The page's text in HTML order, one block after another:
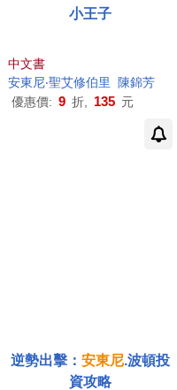
小王子
中文書
安東尼‧聖艾修伯里
陳錦芳
優惠價: 9 折, 135 元
逆勢出擊： 安東尼.波頓投
資攻略